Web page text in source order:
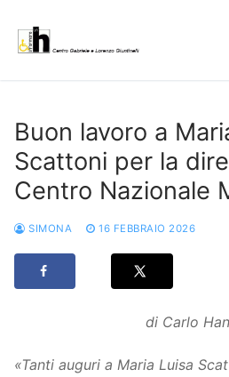
contenuto
Buon lavoro a
Scattoni per la
Centro Nazionale
SIMONA 16 FEBBRAIO 2026
di Carlo
«Tanti auguri a Maria Luisa